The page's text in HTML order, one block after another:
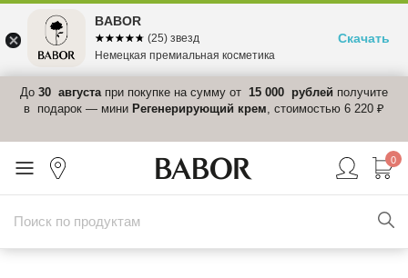
До 30 августапри покупке на сумму от 15 000 рублей получите
в подарок — мини Регенерирующий крем, стоимостью 6 220 ₽
0
BABOR
☆☆☆☆☆
★★★★★ (25) звезд
Немецкая премиальная косметика
Скачать